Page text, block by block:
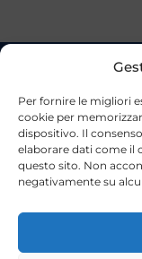
Per fornire le migliori
cookie per
dispositivo. Il
elaborare dati come il
questo sito. Non
negativamente su